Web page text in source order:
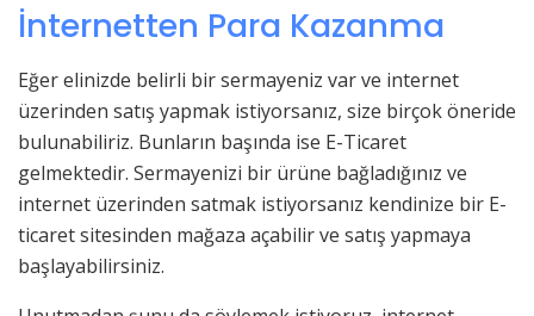
İnternetten Para Kazanma
Eğer elinizde belirli bir sermayeniz var ve internet
üzerinden satış yapmak istiyorsanız, size birçok öneride
bulunabiliriz. Bunların başında ise E-Ticaret
gelmektedir. Sermayenizi bir ürüne bağladığınız ve
internet üzerinden satmak istiyorsanız kendinize bir E-
ticaret sitesinden mağaza açabilir ve satış yapmaya
başlayabilirsiniz.